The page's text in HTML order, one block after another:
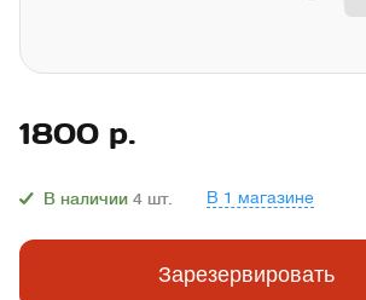
1800 р.
В наличии 4 шт. В 1 магазине
Зарезервировать